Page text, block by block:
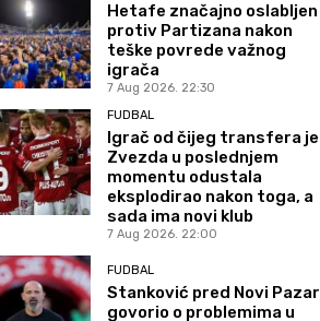
Hetafe značajno oslabljen
protiv Partizana nakon
teške povrede važnog
igrača
7 Aug 2026. 22:30
FUDBAL
Igrač od čijeg transfera je
Zvezda u poslednjem
momentu odustala
eksplodirao nakon toga, a
sada ima novi klub
7 Aug 2026. 22:00
FUDBAL
Stanković pred Novi Pazar
govorio o problemima u